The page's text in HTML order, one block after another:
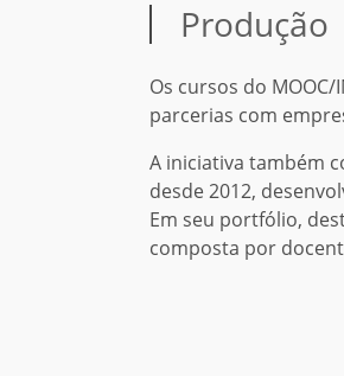
Produção
Os cursos do
parcerias com
A iniciativa também
desde 2012,
Em seu portfólio,
composta por